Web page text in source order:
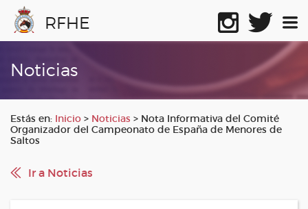
RFHE
Noticias
Estás en: Inicio > Noticias > Nota Informativa del Comité
Organizador del Campeonato de España de Menores de
Saltos
Ir a Noticias